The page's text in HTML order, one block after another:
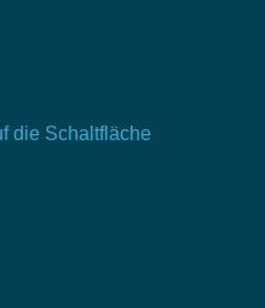
die Schaltfläche